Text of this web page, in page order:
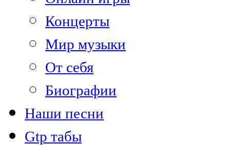
Концерты
Мир музыки
От себя
Биографии
Наши песни
Gtp табы